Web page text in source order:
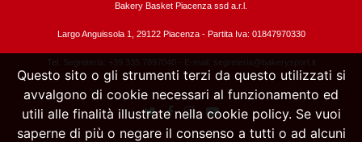
Bakery Basket Piacenza ssd a.r.l.
Largo Anguissola 1, 29122 Piacenza - Partita Iva: 01847970330
Tel. Segreteria: +39 335.7897040 - E-mail: segreteria@bakerysport.it
Questo sito o gli strumenti terzi da questo utilizzati si
avvalgono di cookie necessari al funzionamento ed
utili alle finalità illustrate nella cookie policy. Se vuoi
saperne di più o negare il consenso a tutti o ad alcuni